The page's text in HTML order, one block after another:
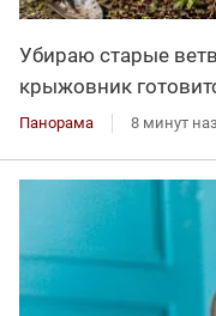
Убираю старые
крыжовник
Панорама 8 минут